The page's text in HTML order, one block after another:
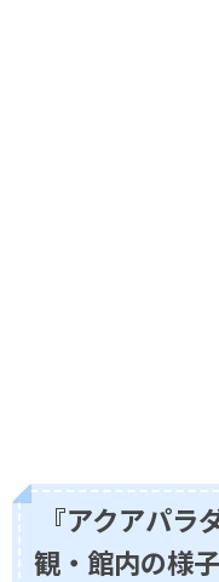
『アクアパラ
観・館内の様子